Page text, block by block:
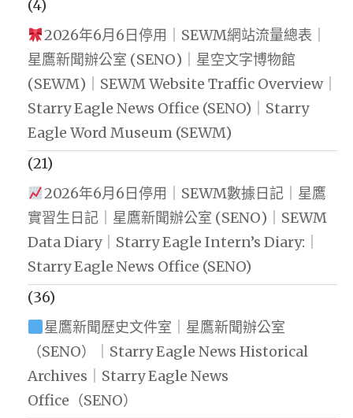
(4)
2026年6月6日停用｜SEWM網站流量總表｜
星鷹新聞辦公室 (SENO)｜星空文字博物館
(SEWM)｜SEWM Website Traffic Overview｜
Starry Eagle News Office (SENO)｜Starry
Eagle Word Museum (SEWM)
(21)
2026年6月6日停用｜SEWM數據日記｜星鷹
實習生日記｜星鷹新聞辦公室 (SENO)｜SEWM
Data Diary｜Starry Eagle Intern’s Diary:｜
Starry Eagle News Office (SENO)
(36)
星鷹新聞歷史文件室｜星鷹新聞辦公室
（SENO）｜Starry Eagle News Historical
Archives｜Starry Eagle News
Office（SENO）